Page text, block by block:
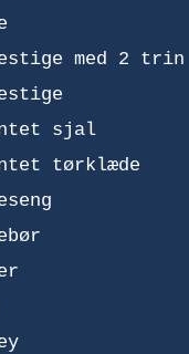
med 2 trin
sjal
tørklæde